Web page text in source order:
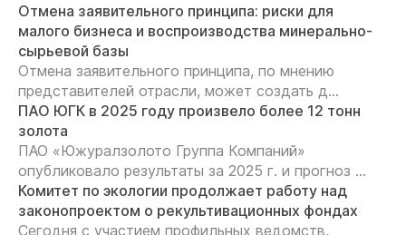
Отмена заявительного принципа: риски для
малого бизнеса и воспроизводства минерально-
сырьевой базы
Отмена заявительного принципа, по мнению
представителей отрасли, может создать д...
ПАО ЮГК в 2025 году произвело более 12 тонн
золота
ПАО «Южуралзолото Группа Компаний»
опубликовало результаты за 2025 г. и прогноз ...
Комитет по экологии продолжает работу над
законопроектом о рекультивационных фондах
Сегодня с участием профильных ведомств,